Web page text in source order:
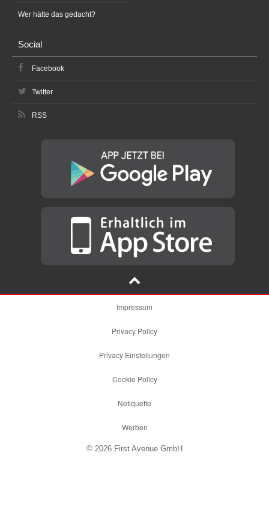
Wer hätte das gedacht?
Social
Facebook
Twitter
RSS
Impressum
Privacy Policy
Privacy Einstellungen
Cookie Policy
Netiquette
Werben
© 2026 First Avenue GmbH